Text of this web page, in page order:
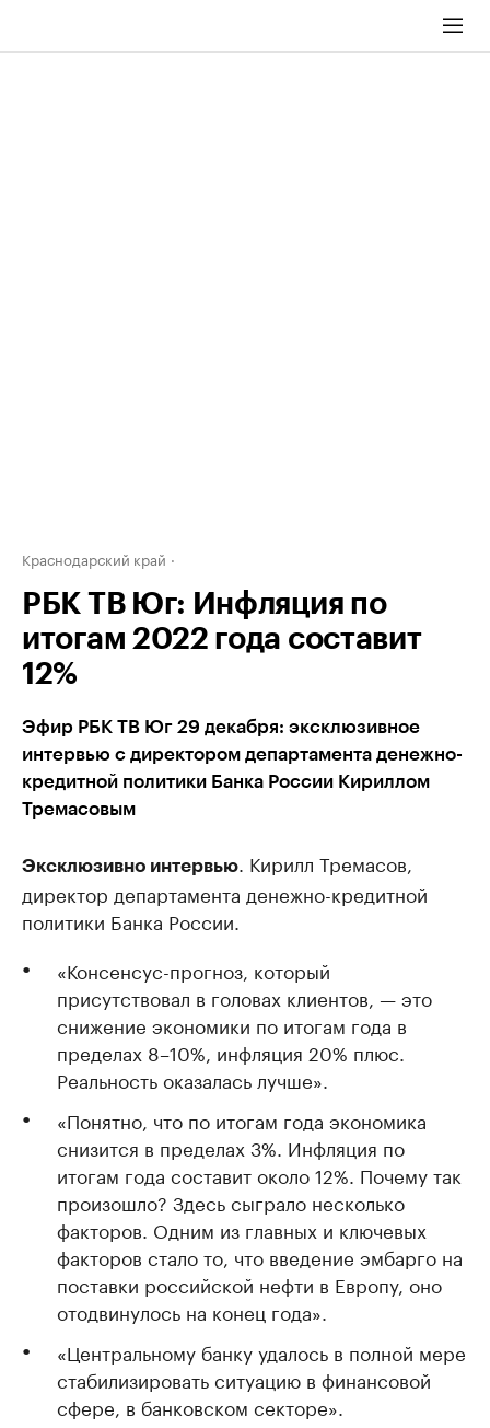
Краснодарский край
РБК ТВ Юг: Инфляция по
итогам 2022 года составит
12%
Эфир РБК ТВ Юг 29 декабря: эксклюзивное
интервью с директором департамента денежно-
кредитной политики Банка России Кириллом
Тремасовым
Эксклюзивно интервью
. Кирилл Тремасов,
директор департамента денежно-кредитной
политики Банка России.
«Консенсус-прогноз, который
присутствовал в головах клиентов, — это
снижение экономики по итогам года в
пределах 8–10%, инфляция 20% плюс.
Реальность оказалась лучше».
«Понятно, что по итогам года экономика
снизится в пределах 3%. Инфляция по
итогам года составит около 12%. Почему так
произошло? Здесь сыграло несколько
факторов. Одним из главных и ключевых
факторов стало то, что введение эмбарго на
поставки российской нефти в Европу, оно
отодвинулось на конец года».
«Центральному банку удалось в полной мере
стабилизировать ситуацию в финансовой
сфере, в банковском секторе».